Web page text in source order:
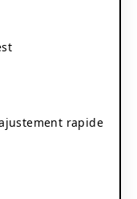
rapide